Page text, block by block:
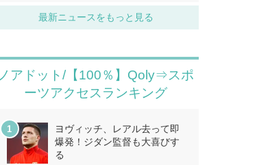
最新ニュースをもっと見る
ノアドット/【100％】Qoly⇒スポ
ーツアクセスランキング
ヨヴィッチ、レアル去って即
爆発！ジダン監督も大喜びす
る